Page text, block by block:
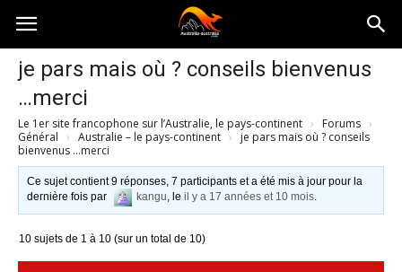
Australia-
australie.com
je pars mais où ? conseils bienvenus
…merci
Le 1er site francophone sur l’Australie, le pays-continent › Forums ›
Général › Australie – le pays-continent ›
je pars mais où ? conseils
bienvenus …merci
Ce sujet contient 9 réponses, 7 participants et a été mis à jour pour la
dernière fois par
kangu, leil y a 17 années et 10 mois.
10 sujets de 1 à 10 (sur un total de 10)